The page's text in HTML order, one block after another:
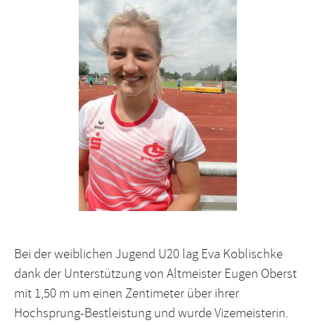
Bei der weiblichen Jugend U20 lag Eva Koblischke
dank der Unterstützung von Altmeister Eugen Oberst
mit 1,50 m um einen Zentimeter über ihrer
Hochsprung-Bestleistung und wurde Vizemeisterin.